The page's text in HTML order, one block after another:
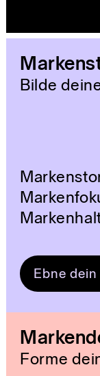
Bilde
Ebne
Forme